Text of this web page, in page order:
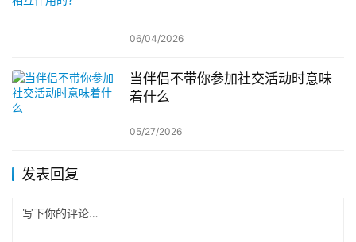
06/04/2026
当伴侣不带你参加社交活动时意味
着什么
05/27/2026
发表回复